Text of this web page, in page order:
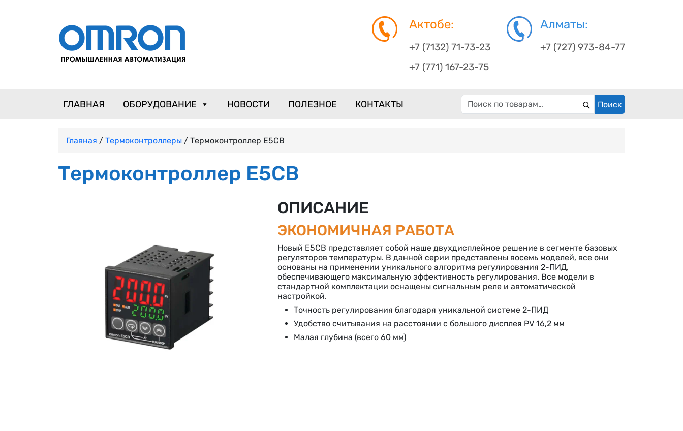
Актобе:
+7 (7132) 71-73-23
+7 (771) 167-23-75
Алматы:
+7 (727) 973-84-77
ГЛАВНАЯ ОБОРУДОВАНИЕ НОВОСТИ ПОЛЕЗНОЕ КОНТАКТЫ Искать:
Поиск
Главная / Термоконтроллеры / Термоконтроллер E5CB
Термоконтроллер E5CB
ОПИСАНИЕ
ЭКОНОМИЧНАЯ РАБОТА
Новый E5CB представляет собой наше двухдисплейное решение в сегменте базовых
регуляторов температуры. В данной серии представлены восемь моделей, все они
основаны на применении уникального алгоритма регулирования 2-ПИД,
обеспечивающего максимальную эффективность регулирования. Все модели в
стандартной комплектации оснащены сигнальным реле и автоматической
настройкой.
Точность регулирования благодаря уникальной системе 2-ПИД
Удобство считывания на расстоянии с большого дисплея PV 16,2 мм
Малая глубина (всего 60 мм)